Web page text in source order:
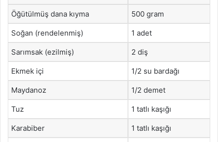
Öğütülmüş dana kıyma 500 gram
Soğan (rendelenmiş) 1 adet
Sarımsak (ezilmiş) 2 diş
Ekmek içi 1/2 su bardağı
Maydanoz 1/2 demet
Tuz 1 tatlı kaşığı
Karabiber 1 tatlı kaşığı